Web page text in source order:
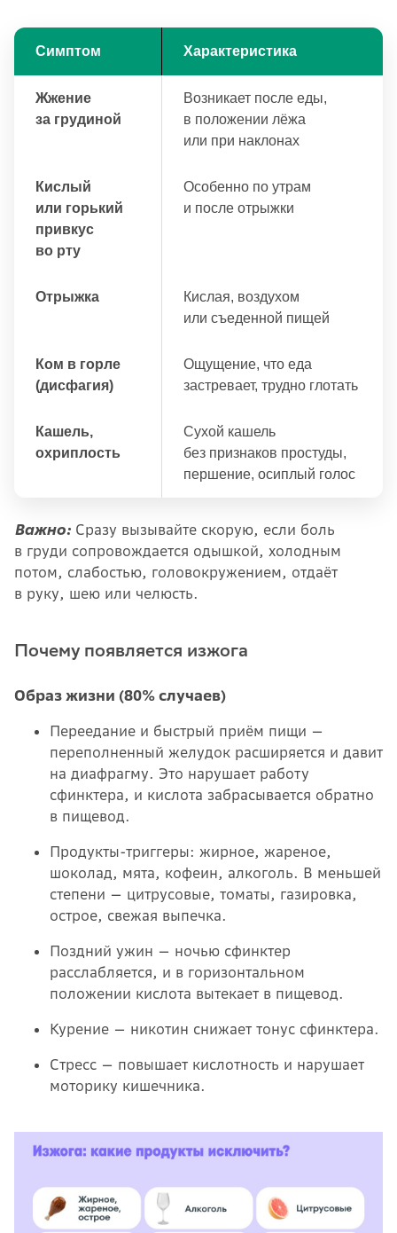
Симптом Характеристика
Жжение
за грудиной
Возникает после еды,
в положении лёжа
или при наклонах
Кислый
или горький
привкус
во рту
Особенно по утрам
и после отрыжки
Отрыжка
Кислая, воздухом
или съеденной пищей
Ком в горле
(дисфагия)
Ощущение, что еда
застревает, трудно глотать
Кашель,
охриплость
Сухой кашель
без признаков простуды,
першение, осиплый голос
Важно: Сразу вызывайте скорую, если боль
в груди сопровождается одышкой, холодным
потом, слабостью, головокружением, отдаёт
в руку, шею или челюсть.
Почему появляется изжога
Образ жизни (80% случаев)
Переедание и быстрый приём пищи —
переполненный желудок расширяется и давит
на диафрагму. Это нарушает работу
сфинктера, и кислота забрасывается обратно
в пищевод.
Продукты-триггеры: жирное, жареное,
шоколад, мята, кофеин, алкоголь. В меньшей
степени — цитрусовые, томаты, газировка,
острое, свежая выпечка.
Поздний ужин — ночью сфинктер
расслабляется, и в горизонтальном
положении кислота вытекает в пищевод.
Курение — никотин снижает тонус сфинктера.
Стресс — повышает кислотность и нарушает
моторику кишечника.